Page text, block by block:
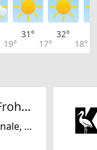
19°
31°
17°
32°
18°
Hotel Restaurant Frohe Aussicht
Cileno, Svizzera, Regionale, Europeo, Bavarese